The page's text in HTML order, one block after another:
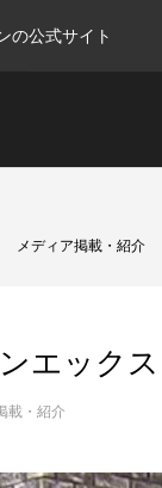
の公式サイト
メディア掲載・紹介
エック
載・紹介